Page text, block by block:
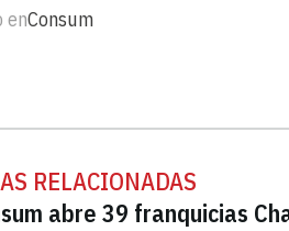
enConsum
RELACIONADAS
abre 39 franquicias